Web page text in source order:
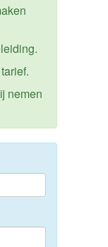
nemen